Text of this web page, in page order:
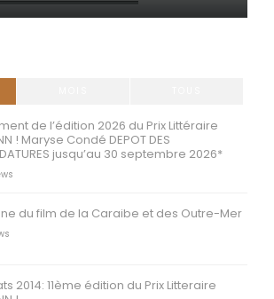
de l’édition 2026 du Prix Littéraire
! Maryse Condé DEPOT DES
jusqu’au 30 septembre 2026*
du film de la Caraibe et des Outre-Mer
2014: 11ème édition du Prix Litteraire